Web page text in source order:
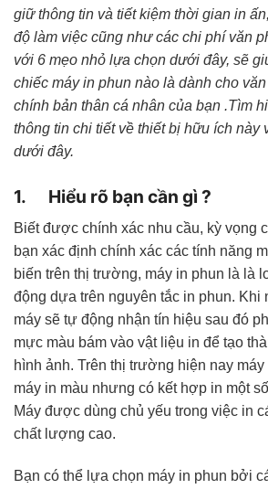
giữ thông tin và tiết kiệm thời gian in
độ làm việc cũng như các chi phí văn
với 6 mẹo nhỏ lựa chọn dưới đây, sẽ
chiếc máy in phun nào là dành cho
chính bản thân cá nhân của bạn .Tìm
thông tin chi tiết về thiết bị hữu ích này
dưới đây.
1. Hiểu rõ bạn cần gì ?
Biết được chính xác nhu cầu, kỳ vọng
bạn xác định chính xác các tính năng
biến trên thị trường, máy in phun là là
động dựa trên nguyên tắc in phun. Khi
máy sẽ tự động nhận tín hiệu sau đó
mực màu bám vào vật liệu in để tạo
hình ảnh. Trên thị trường hiện nay
máy in màu nhưng có kết hợp in một
Máy được dùng chủ yếu trong việc in
chất lượng cao.
Bạn có thể lựa chọn máy in phun bởi